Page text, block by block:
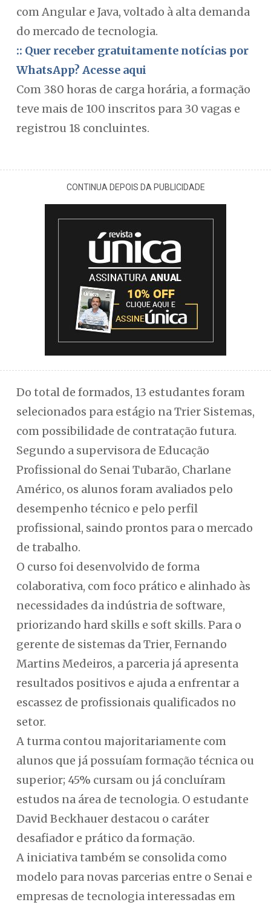
com Angular e Java, voltado à alta demanda
do mercado de tecnologia.
:: Quer receber gratuitamente notícias por
WhatsApp? Acesse aqui
Com 380 horas de carga horária, a formação
teve mais de 100 inscritos para 30 vagas e
registrou 18 concluintes.
CONTINUA DEPOIS DA PUBLICIDADE
Do total de formados, 13 estudantes foram
selecionados para estágio na Trier Sistemas,
com possibilidade de contratação futura.
Segundo a supervisora de Educação
Profissional do Senai Tubarão, Charlane
Américo, os alunos foram avaliados pelo
desempenho técnico e pelo perfil
profissional, saindo prontos para o mercado
de trabalho.
O curso foi desenvolvido de forma
colaborativa, com foco prático e alinhado às
necessidades da indústria de software,
priorizando hard skills e soft skills. Para o
gerente de sistemas da Trier, Fernando
Martins Medeiros, a parceria já apresenta
resultados positivos e ajuda a enfrentar a
escassez de profissionais qualificados no
setor.
A turma contou majoritariamente com
alunos que já possuíam formação técnica ou
superior; 45% cursam ou já concluíram
estudos na área de tecnologia. O estudante
David Beckhauer destacou o caráter
desafiador e prático da formação.
A iniciativa também se consolida como
modelo para novas parcerias entre o Senai e
empresas de tecnologia interessadas em